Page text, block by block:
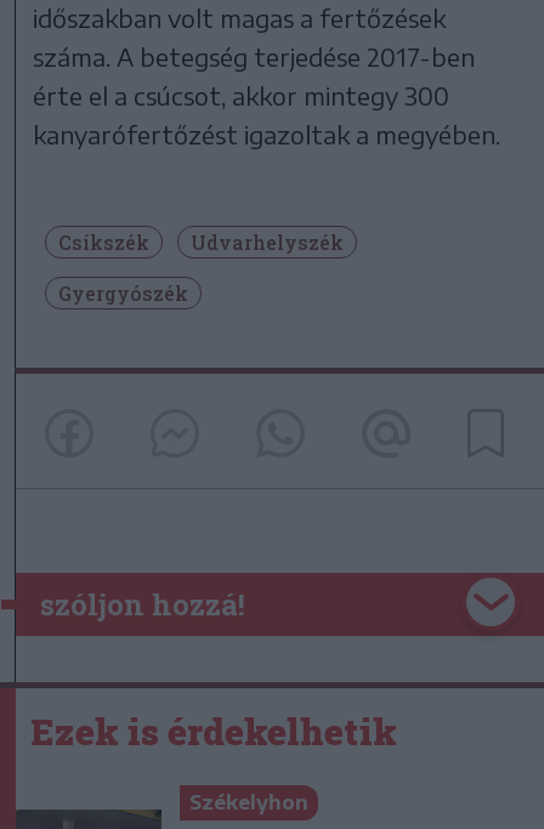
időszakban volt magas a fertőzések
száma. A betegség terjedése 2017-ben
érte el a csúcsot, akkor mintegy 300
kanyarófertőzést igazoltak a megyében.
Csíkszék
Udvarhelyszék
Gyergyószék
szóljon hozzá!
Ezek is érdekelhetik
Székelyhon